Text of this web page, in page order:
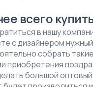
всего
в нашу
с дизайнером
собрать
приобретения
большой оптовый